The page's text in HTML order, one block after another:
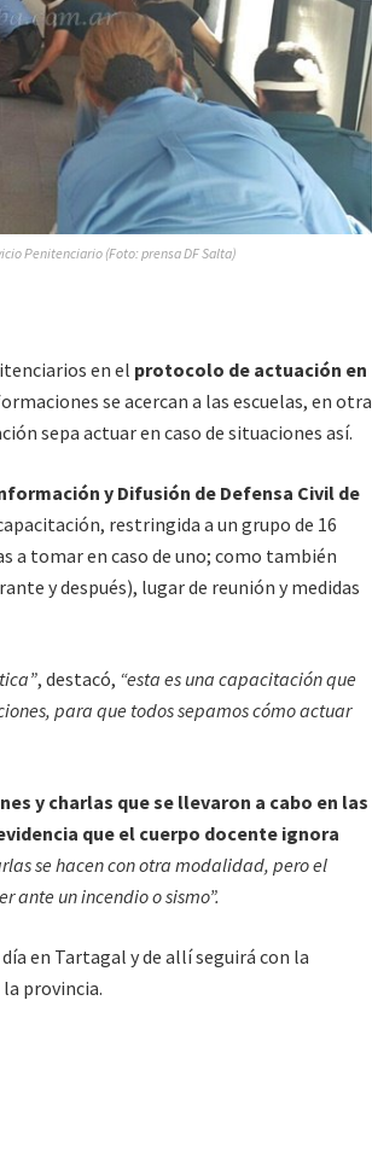
Penitenciario (Foto: prensa DF Salta)
en el protocolo de actuación en
se acercan a las escuelas, en otra
sepa actuar en caso de situaciones así.
y Difusión de Defensa Civil de
restringida a un grupo de 16
a tomar en caso de uno; como también
y después), lugar de reunión y medidas
, destacó, “esta es una capacitación que
para que todos sepamos cómo actuar
y charlas que se llevaron a cabo en las
que el cuerpo docente ignora
se hacen con otra modalidad, pero el
ante un incendio o sismo”.
en Tartagal y de allí seguirá con la
provincia.